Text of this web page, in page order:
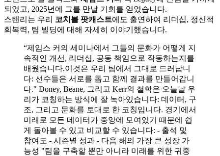
되었고, 2025년에 그를 만날 기회를 얻었습니다.
스탠리는 우리 코치볼 팟캐스트에도 출연하여 리더십, 정신적
회복력, 팀 빌딩에 대해 자세히 이야기했습니다.
“제임스 커의 세미나에서 그들의 문화가 어떻게 지
속적인 개선, 리더십, 공동 책임으로 작동하는지를
배웠습니다.이것은 우리 팀에서 그대로 드러납니
다: 선수들은 서로를 돕고 함께 결과를 만들어갑니
다." Doney, Beane, 그리고 Kerr의 철학은 오늘날 우
리가 코칭하는 방식에 잘 녹아있습니다: 데이터, 구
조, 그리고 문화를 토대로 한 코칭입니다. 경기에서
미래로 모든 데이터가 중앙에 모여있기 때문에 쉽
게 돌아볼 수 있고 비교할 수 있습니다: - 출석 및
참여도 - 시즌별 성과 - 다음 해의 가장 큰 성장 가
능성 "팀을 구축할 뿐만 아니라 미래를 위한 귀중